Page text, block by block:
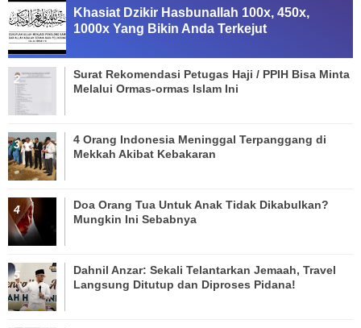
Khasiat Dzikir Hasbunallah 100x, 450x,
1000x Yang Bikin Anda Terkejut
Surat Rekomendasi Petugas Haji / PPIH Bisa Minta
Melalui Ormas-ormas Islam Ini
4 Orang Indonesia Meninggal Terpanggang di
Mekkah Akibat Kebakaran
Doa Orang Tua Untuk Anak Tidak Dikabulkan?
Mungkin Ini Sebabnya
Dahnil Anzar: Sekali Telantarkan Jemaah, Travel
Langsung Ditutup dan Diproses Pidana!